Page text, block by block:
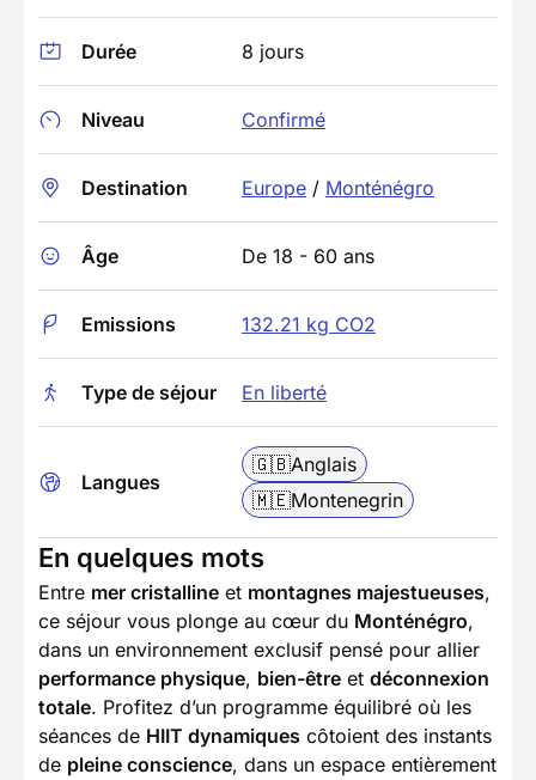
Durée 8 jours
Niveau Confirmé
Destination Europe / Monténégro
Âge De 18 - 60 ans
Emissions 132.21 kg CO2
Type de séjour En liberté
Langues
🇬🇧Anglais
🇲🇪Montenegrin
En quelques mots
Entre mer cristalline et montagnes majestueuses,
ce séjour vous plonge au cœur du Monténégro,
dans un environnement exclusif pensé pour allier
performance physique, bien-être et déconnexion
totale. Profitez d’un programme équilibré où les
séances de HIIT dynamiques côtoient des instants
de pleine conscience, dans un espace entièrement